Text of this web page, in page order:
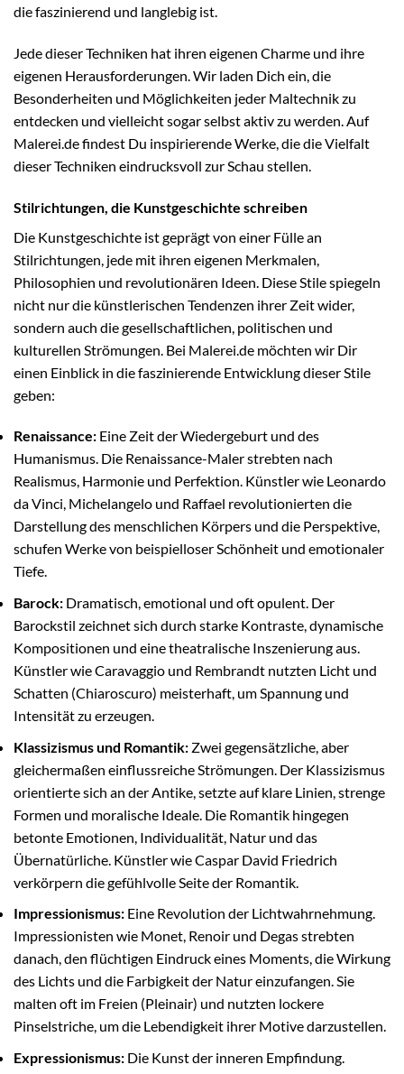
die faszinierend und langlebig ist.
Jede dieser Techniken hat ihren eigenen Charme und ihre
eigenen Herausforderungen. Wir laden Dich ein, die
Besonderheiten und Möglichkeiten jeder Maltechnik zu
entdecken und vielleicht sogar selbst aktiv zu werden. Auf
Malerei.de findest Du inspirierende Werke, die die Vielfalt
dieser Techniken eindrucksvoll zur Schau stellen.
Stilrichtungen, die Kunstgeschichte schreiben
Die Kunstgeschichte ist geprägt von einer Fülle an
Stilrichtungen, jede mit ihren eigenen Merkmalen,
Philosophien und revolutionären Ideen. Diese Stile spiegeln
nicht nur die künstlerischen Tendenzen ihrer Zeit wider,
sondern auch die gesellschaftlichen, politischen und
kulturellen Strömungen. Bei Malerei.de möchten wir Dir
einen Einblick in die faszinierende Entwicklung dieser Stile
geben:
Renaissance: Eine Zeit der Wiedergeburt und des
Humanismus. Die Renaissance-Maler strebten nach
Realismus, Harmonie und Perfektion. Künstler wie Leonardo
da Vinci, Michelangelo und Raffael revolutionierten die
Darstellung des menschlichen Körpers und die Perspektive,
schufen Werke von beispielloser Schönheit und emotionaler
Tiefe.
Barock: Dramatisch, emotional und oft opulent. Der
Barockstil zeichnet sich durch starke Kontraste, dynamische
Kompositionen und eine theatralische Inszenierung aus.
Künstler wie Caravaggio und Rembrandt nutzten Licht und
Schatten (Chiaroscuro) meisterhaft, um Spannung und
Intensität zu erzeugen.
Klassizismus und Romantik: Zwei gegensätzliche, aber
gleichermaßen einflussreiche Strömungen. Der Klassizismus
orientierte sich an der Antike, setzte auf klare Linien, strenge
Formen und moralische Ideale. Die Romantik hingegen
betonte Emotionen, Individualität, Natur und das
Übernatürliche. Künstler wie Caspar David Friedrich
verkörpern die gefühlvolle Seite der Romantik.
Impressionismus: Eine Revolution der Lichtwahrnehmung.
Impressionisten wie Monet, Renoir und Degas strebten
danach, den flüchtigen Eindruck eines Moments, die Wirkung
des Lichts und die Farbigkeit der Natur einzufangen. Sie
malten oft im Freien (Pleinair) und nutzten lockere
Pinselstriche, um die Lebendigkeit ihrer Motive darzustellen.
Expressionismus: Die Kunst der inneren Empfindung.